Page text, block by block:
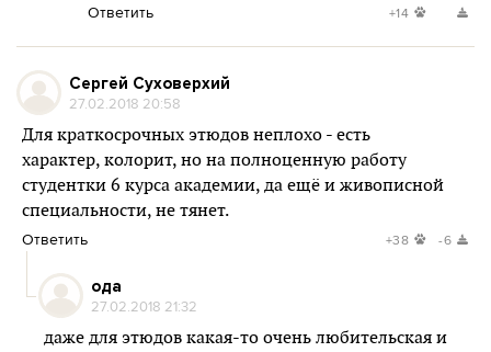
Ответить +14
Сергей Суховерхий
27.02.2018 20:58
Для краткосрочных этюдов неплохо - есть
характер, колорит, но на полноценную работу
студентки 6 курса академии, да ещё и живописной
специальности, не тянет.
Ответить +38 -6
ода
27.02.2018 21:32
даже для этюдов какая-то очень любительская и